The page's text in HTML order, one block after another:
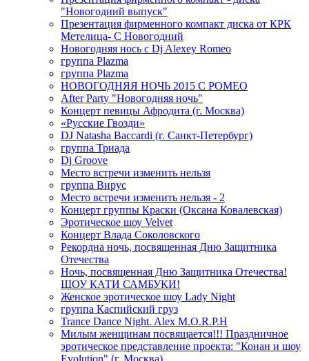
"Новогодний выпуск"
Презентация фирменного компакт диска от КРК
Метелица- С Новогодний
Новогодняя нось с Dj Alexey Romeo
группа Plazma
группа Plazma
НОВОГОДНЯЯ НОЧЬ 2015 C РОМЕО
After Party "Новогодняя ночь"
Концерт певицы Афродита (г. Москва)
«Русские Гвозди»
DJ Natasha Baccardi (г. Санкт-Петербург)
группа Триада
Dj Groove
Место встречи изменить нельзя
группа Вирус
Место встречи изменить нельзя - 2
Концерт группы Краски (Оксана Ковалевская)
Эротическое шоу Velvet
Концерт Влада Соколовского
Рекордна ночь, посвященная Дню Защитника
Отечества
Ночь, посвященная Дню Защитника Отечества!
ШОУ КАТИ САМБУКИ!
Женское эротическое шоу Lady Night
группа Каспийский груз
Trance Dance Night. Alex M.O.R.P.H
Милым женщинам посвящается!!! Праздничное
эротическое представление проекта: "Конан и шоу
Evolution" (г. Москва)